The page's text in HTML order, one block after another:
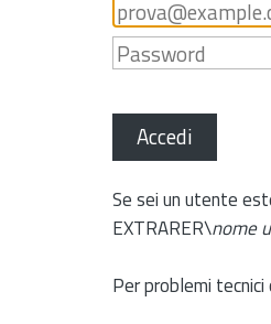
Accedi
Se sei un utente
EXTRARER\nome
Per problemi